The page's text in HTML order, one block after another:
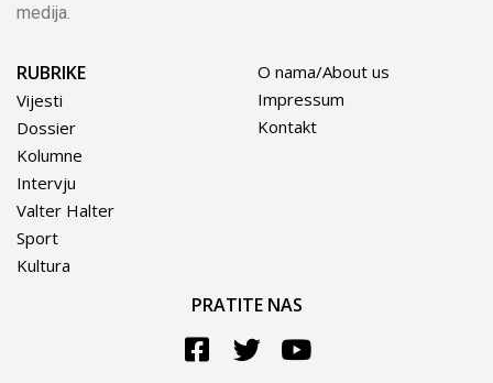
medija.
RUBRIKE
Vijesti
Dossier
Kolumne
Intervju
Valter Halter
Sport
Kultura
O nama/About us
Impressum
Kontakt
PRATITE NAS